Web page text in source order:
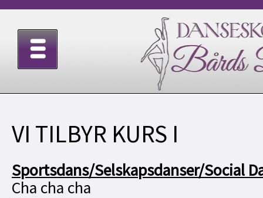
VI TILBYR KURS I
Sportsdans/Selskapsdanser/Social
Cha cha cha